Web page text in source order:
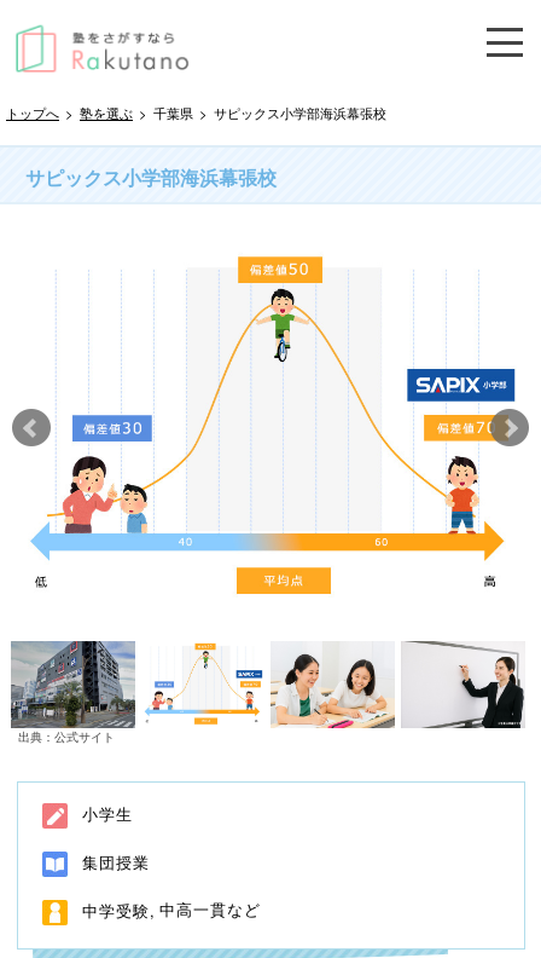
トップへ > 塾を選ぶ > 千葉県 > サピックス小学部海浜幕張校
サピックス小学部海浜幕張校
出典：公式サイト
小学生
集団授業
中学受験 中高一貫など